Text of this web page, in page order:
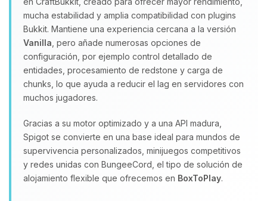
mucha estabilidad y amplia compatibilidad con plugins
Bukkit. Mantiene una experiencia cercana a la versión
Vanilla , pero añade numerosas opciones de
configuración, por ejemplo control detallado de
entidades, procesamiento de redstone y carga de
chunks, lo que ayuda a reducir el lag en servidores con
muchos jugadores.
Gracias a su motor optimizado y a una API madura,
Spigot se convierte en una base ideal para mundos de
supervivencia personalizados, minijuegos competitivos
y redes unidas con BungeeCord, el tipo de solución de
alojamiento flexible que ofrecemos en BoxToPlay.
Yupi, por fin alguien con quien
hablar! Soy Choupy, tu pequeno
asistente de BoxToPlay. Cuentame
que necesitas y moveré mis
pequenos circuitos para ayudarte.
07/08/2026 04:32